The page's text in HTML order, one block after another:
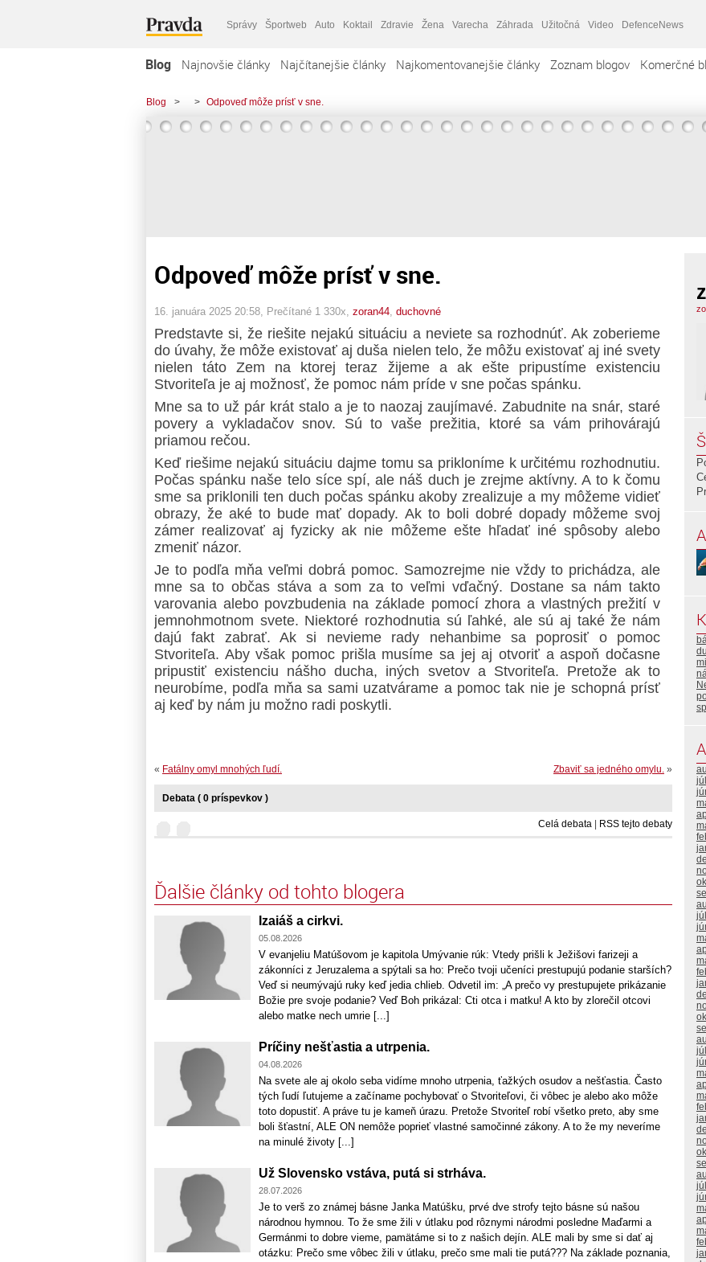
Správy Športweb Auto Koktail Zdravie Žena Varecha Záhrada Užitočná Video DefenceNews
Blog Najnovšie články Najčítanejšie články Najkomentovanejšie články Zoznam blogov Komerčné
Blog > > Odpoveď môže prísť v sne.
Odpoveď môže prísť v sne.
16. januára 2025 20:58 , Prečítané 1 330x, zoran44 duchovné
Predstavte si, že riešite nejakú situáciu a neviete sa rozhodnúť. Ak zoberieme
do úvahy, že môže existovať aj duša nielen telo, že môžu existovať aj iné svety
nielen táto Zem na ktorej teraz žijeme a ak ešte pripustíme existenciu
Stvoriteľa je aj možnosť, že pomoc nám príde v sne počas spánku.
Mne sa to už pár krát stalo a je to naozaj zaujímavé. Zabudnite na snár, staré
povery a vykladačov snov. Sú to vaše prežitia, ktoré sa vám prihovárajú
priamou rečou.
Keď riešime nejakú situáciu dajme tomu sa prikloníme k určitému rozhodnutiu.
Počas spánku naše telo síce spí, ale náš duch je zrejme aktívny. A to k čomu
sme sa priklonili ten duch počas spánku akoby zrealizuje a my môžeme vidieť
obrazy, že aké to bude mať dopady. Ak to boli dobré dopady môžeme svoj
zámer realizovať aj fyzicky ak nie môžeme ešte hľadať iné spôsoby alebo
zmeniť názor.
Je to podľa mňa veľmi dobrá pomoc. Samozrejme nie vždy to prichádza, ale
mne sa to občas stáva a som za to veľmi vďačný. Dostane sa nám takto
varovania alebo povzbudenia na základe pomocí zhora a vlastných prežití v
jemnohmotnom svete. Niektoré rozhodnutia sú ľahké, ale sú aj také že nám
dajú fakt zabrať. Ak si nevieme rady nehanbime sa poprosiť o pomoc
Stvoriteľa. Aby však pomoc prišla musíme sa jej aj otvoriť a aspoň dočasne
pripustiť existenciu nášho ducha, iných svetov a Stvoriteľa. Pretože ak to
neurobíme, podľa mňa sa sami uzatvárame a pomoc tak nie je schopná prísť
aj keď by nám ju možno radi poskytli.
Zbaviť sa jedného omylu. »
« Fatálny omyl mnohých ľudí.
Debata ( 0 príspevkov )
Celá debata RSS tejto debaty
Ďalšie články od tohto blogera
Izaiáš a cirkvi.
05.08.2026
V evanjeliu Matúšovom je kapitola Umývanie rúk: Vtedy prišli k Ježišovi farizeji a
zákonníci z Jeruzalema a spýtali sa ho: Prečo tvoji učeníci prestupujú podanie starších?
Veď si neumývajú ruky keď jedia chlieb. Odvetil im: „A prečo vy prestupujete prikázanie
Božie pre svoje podanie? Veď Boh prikázal: Cti otca i matku! A kto by zlorečil otcovi
alebo matke nech umrie [...]
Príčiny nešťastia a utrpenia.
04.08.2026
Na svete ale aj okolo seba vidíme mnoho utrpenia, ťažkých osudov a nešťastia. Často
tých ľudí ľutujeme a začíname pochybovať o Stvoriteľovi, či vôbec je alebo ako môže
toto dopustiť. A práve tu je kameň úrazu. Pretože Stvoriteľ robí všetko preto, aby sme
boli šťastní, ALE ON nemôže poprieť vlastné samočinné zákony. A to že my neveríme
na minulé životy [...]
Už Slovensko vstáva, putá si strháva.
28.07.2026
Je to verš zo známej básne Janka Matúšku, prvé dve strofy tejto básne sú našou
národnou hymnou. To že sme žili v útlaku pod rôznymi národmi posledne Maďarmi a
Germánmi to dobre vieme, pamätáme si to z našich dejín. ALE mali by sme si dať aj
otázku: Prečo sme vôbec žili v útlaku, prečo sme mali tie putá??? Na základe poznania,